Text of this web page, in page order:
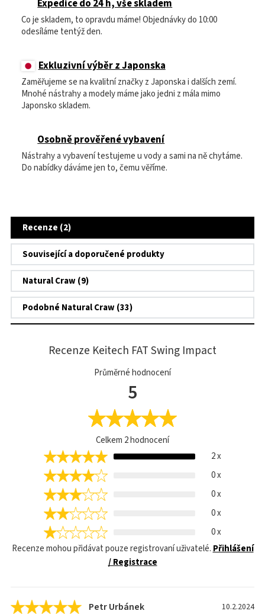
Expedice do 24 h, vše skladem
Co je skladem, to opravdu máme! Objednávky do 10:00
odesíláme tentýž den.
Exkluzivní výběr z Japonska
Zaměřujeme se na kvalitní značky z Japonska i dalších zemí.
Mnohé nástrahy a modely máme jako jedni z mála mimo
Japonsko skladem.
Osobně prověřené vybavení
Nástrahy a vybavení testujeme u vody a sami na ně chytáme.
Do nabídky dáváme jen to, čemu věříme.
Recenze (2)
Související a doporučené produkty
Natural Craw (9)
Podobné Natural Craw (33)
Recenze Keitech FAT Swing Impact
Průměrné hodnocení
5
Celkem 2hodnocení
2 x
0 x
0 x
0 x
0 x
Recenze mohou přidávat pouze registrovaní uživatelé. Přihlášení
/ Registrace
Petr Urbánek 10.2.2024